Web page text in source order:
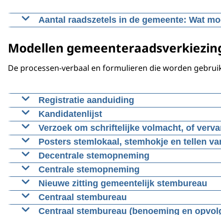
Aantal raadszetels in de gemeente: Wat
Zie voor meer informatie:
Modellen
De processen-verbaal en formulieren die worden
Registratie aanduiding
Kandidatenlijst
Verzoek om
Posters stemlokaal, stemhokje en tellen
Decentrale stemopneming
Model N 5 (Overdrachtsdocument)
Model N 10-1 (Proces-verbaal stembureau)
Model Na 31-1 (Proces verbaal van een
Centrale stemopneming
Model N 5 (Overdrachtsdocument)
Model N 10-2 (Proces-verbaal van een
Model Na 31-2 (Proces-verbaal van een
Nieuwe zitting gemeentelijk stembureau
Model Na 14-1 (Corrigendum bij het proces-
Model Na 14-2 (Corrigendum bij het proces-
Centraal stembureau
Centraal stembureau (benoeming en